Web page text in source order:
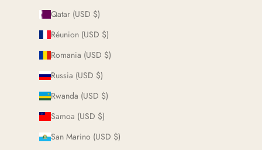
Qatar (USD $)
Réunion (USD $)
Romania (USD $)
Russia (USD $)
Rwanda (USD $)
Samoa (USD $)
San Marino (USD $)